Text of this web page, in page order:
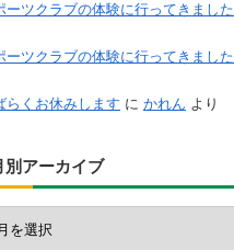
ーツクラブの体験に行ってきました
ーツクラブの体験に行ってきました
らくお休みします に かれん より
別アーカイブ